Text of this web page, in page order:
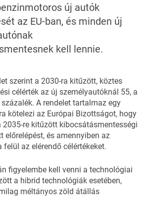
új autók
az EU-ban, és minden új
kell lennie.
szerint a 2030-ra kitűzött, köztes
célérték az új személyautóknál 55, a
A rendelet tartalmaz egy
kötelezi az Európai Bizottságot, hogy
2035-re kitűzött kibocsátásmentességi
előrelépést, és amennyiben az
felül az elérendő célértékeket.
figyelembe kell venni a technológiai
a hibrid technológiák esetében,
méltányos zöld átállás